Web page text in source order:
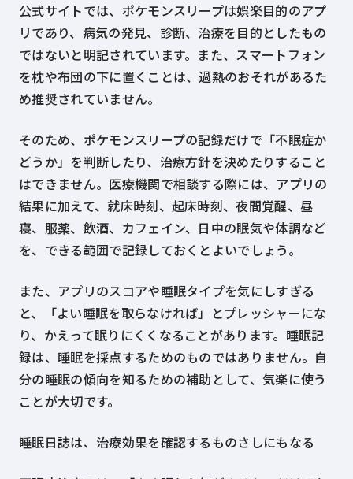
公式サイトでは、ポケモンスリープは娯楽目的のアプ
リであり、病気の発見、診断、治療を目的としたもの
ではないと明記されています。また、スマートフォン
を枕や布団の下に置くことは、過熱のおそれがあるた
め推奨されていません。
そのため、ポケモンスリープの記録だけで「不眠症か
どうか」を判断したり、治療方針を決めたりすること
はできません。医療機関で相談する際には、アプリの
結果に加えて、就床時刻、起床時刻、夜間覚醒、昼
寝、服薬、飲酒、カフェイン、日中の眠気や体調など
を、できる範囲で記録しておくとよいでしょう。
また、アプリのスコアや睡眠タイプを気にしすぎる
と、「よい睡眠を取らなければ」とプレッシャーにな
り、かえって眠りにくくなることがあります。睡眠記
録は、睡眠を採点するためのものではありません。自
分の睡眠の傾向を知るための補助として、気楽に使う
ことが大切です。
睡眠日誌は、治療効果を確認するものさしにもなる